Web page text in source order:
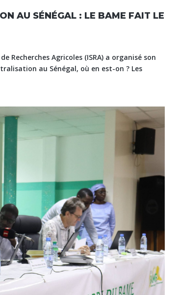
AU SÉNÉGAL : LE BAME FAIT LE
Recherches Agricoles (ISRA) a organisé son
au Sénégal, où en est-on ? Les